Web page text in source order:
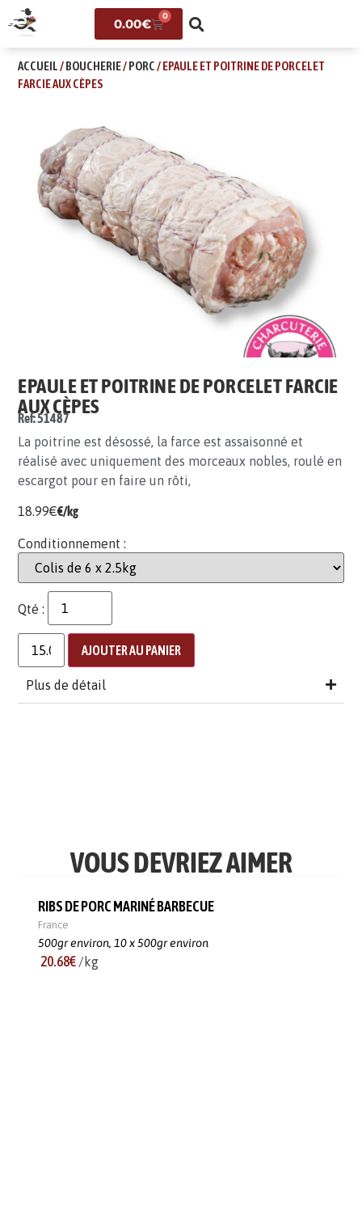
0.00€
0
ACCUEIL/BOUCHERIE/PORC/ EPAULE ET POITRINE DE PORCELET
FARCIE AUX CÈPES
EPAULE ET POITRINE DE PORCELET FARCIE
AUX CÈPES
Ref: 51487
La poitrine est désossé, la farce est assaisonné et
réalisé avec uniquement des morceaux nobles, roulé en
escargot pour en faire un rôti,
18.99€€/kg
Conditionnement :
Qté :
AJOUTER AU PANIER
Plus de détail
VOUS DEVRIEZ AIMER
RIBS DE PORC MARINÉ BARBECUE
France
500gr environ, 10 x 500gr environ
20.68€ /kg